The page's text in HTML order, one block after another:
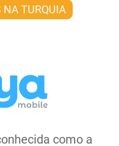
NA TURQUIA
como a